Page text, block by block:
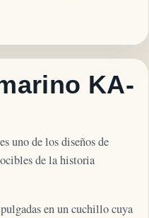
KA-
uno de los diseños de
de la historia
en un cuchillo cuya